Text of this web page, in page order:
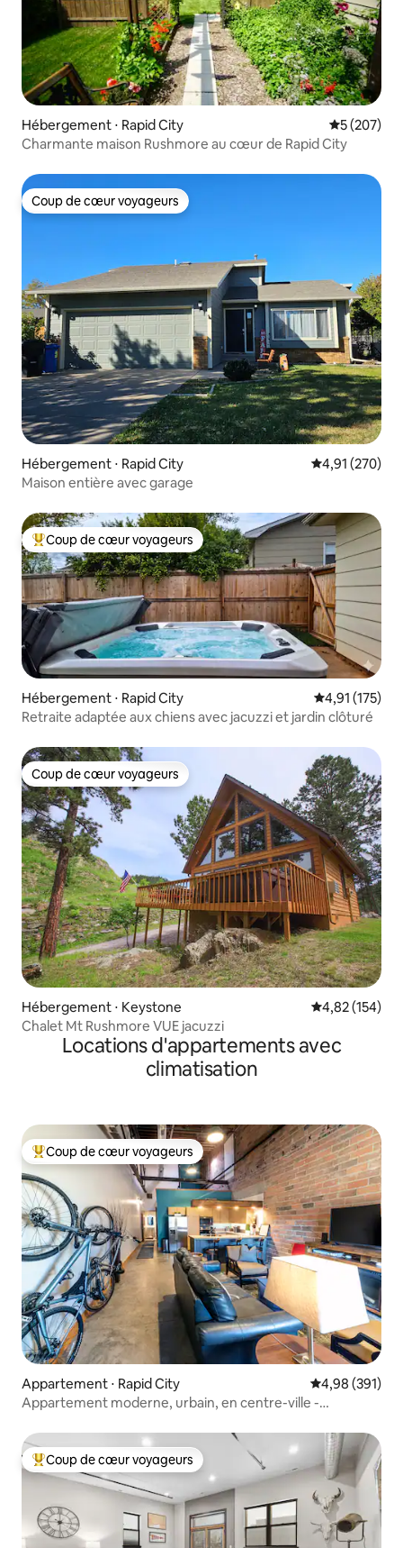
Hébergement ⋅ Rapid City Évaluation
5 (207)
Charmante maison Rushmore au cœur de Rapid City
Coup de cœur voyageurs
Coup de cœur voyageurs
Hébergement ⋅ Rapid City Évaluation
4,91 (270)
Maison entière avec garage
Coups de cœur voyageurs les plus appréciés
Coup de cœur voyageurs
Hébergement ⋅ Rapid City Évaluation
4,91 (175)
Retraite adaptée aux chiens avec jacuzzi et jardin clôturé
Coup de cœur voyageurs
Coup de cœur voyageurs
Hébergement ⋅ Keystone Évaluation
4,82 (154)
Chalet Mt Rushmore VUE jacuzzi
Locations d'appartements avec
climatisation
Coups de cœur voyageurs les plus appréciés
Coup de cœur voyageurs
Appartement ⋅ Rapid City Évaluation
4,98 (391)
Appartement moderne, urbain, en centre-ville -
Coups de cœur voyageurs les plus appréciés
Coup de cœur voyageurs